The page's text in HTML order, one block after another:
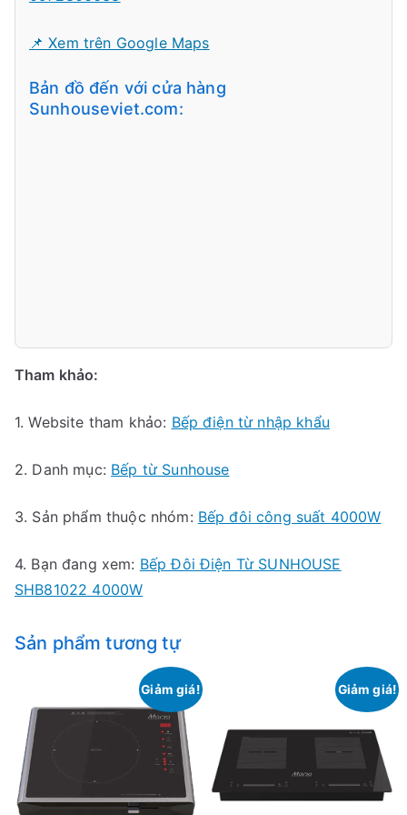
📌 Xem trên Google Maps
Bản đồ đến với cửa hàng
Sunhouseviet.com:
Tham khảo:
1. Website tham khảo: Bếp điện từ nhập khẩu
2. Danh mục: Bếp từ Sunhouse
3. Sản phẩm thuộc nhóm: Bếp đôi công suất 4000W
4. Bạn đang xem: Bếp Đôi Điện Từ SUNHOUSE
SHB81022 4000W
Sản phẩm tương tự
Giảm giá! Giảm giá!